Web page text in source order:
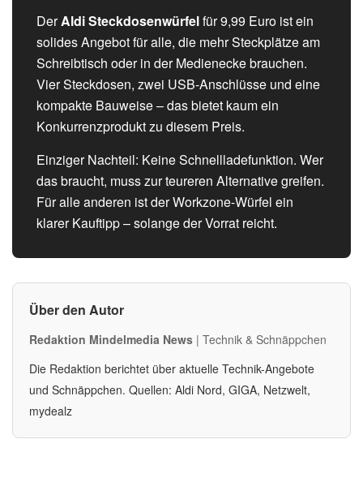
DerAldi Steckdosenwürfelfür 9,99 Euro ist ein
solides Angebot für alle, die mehr Steckplätze am
Schreibtisch oder in der Medienecke brauchen.
Vier Steckdosen, zwei USB-Anschlüsse und eine
kompakte Bauweise – das bietet kaum ein
Konkurrenzprodukt zu diesem Preis.
Einziger Nachteil: Keine Schnellladefunktion. Wer
das braucht, muss zur teureren Alternative greifen.
Für alle anderen ist der Workzone-Würfel ein
klarer Kauftipp – solange der Vorrat reicht.
Über den Autor
Redaktion Mindelmedia News | Technik & Schnäppchen
Die Redaktion berichtet über aktuelle Technik-Angebote
und Schnäppchen. Quellen: Aldi Nord, GIGA, Netzwelt,
mydealz